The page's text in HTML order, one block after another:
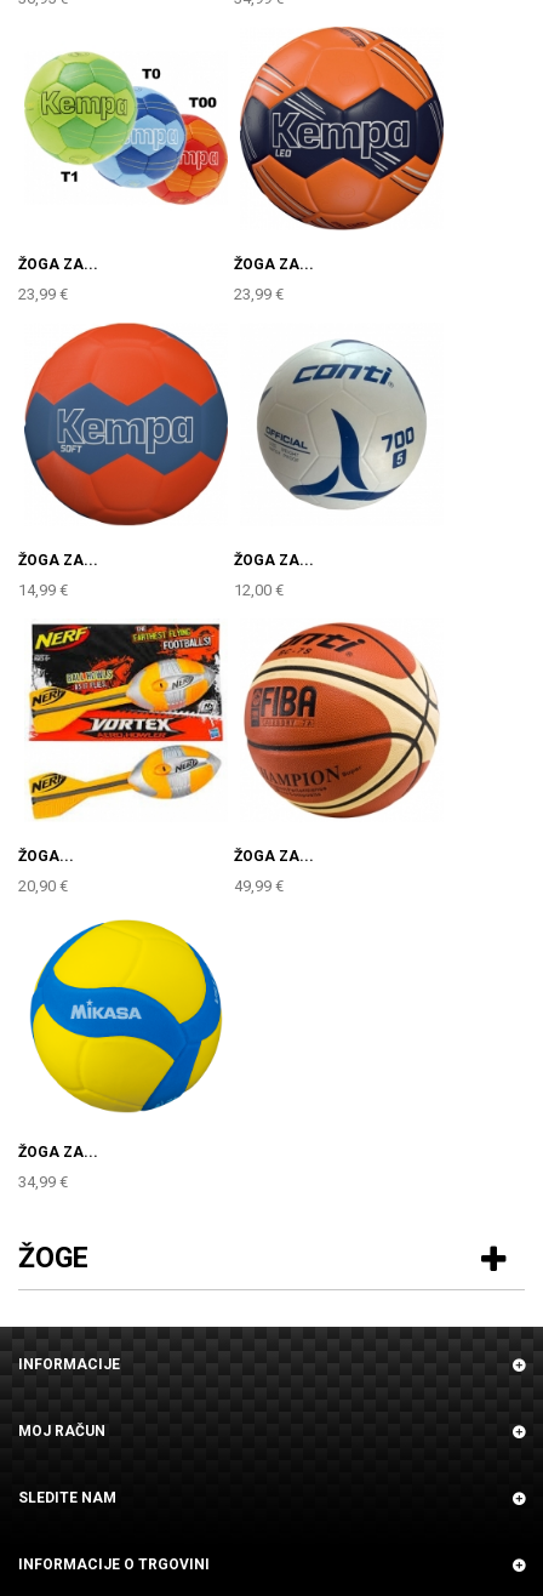
ŽOGA ZA...
23,99 €
ŽOGA ZA...
23,99 €
ŽOGA ZA...
14,99 €
ŽOGA ZA...
12,00 €
ŽOGA...
20,90 €
ŽOGA ZA...
49,99 €
ŽOGA ZA...
34,99 €
ŽOGE
INFORMACIJE
MOJ RAČUN
SLEDITE NAM
INFORMACIJE O TRGOVINI